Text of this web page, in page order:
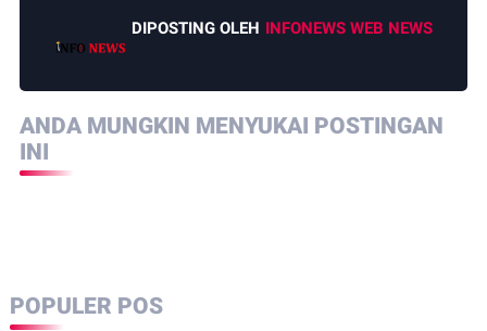
DIPOSTING OLEH INFONEWS WEB NEWS
ANDA MUNGKIN MENYUKAI POSTINGAN
INI
POPULER POS